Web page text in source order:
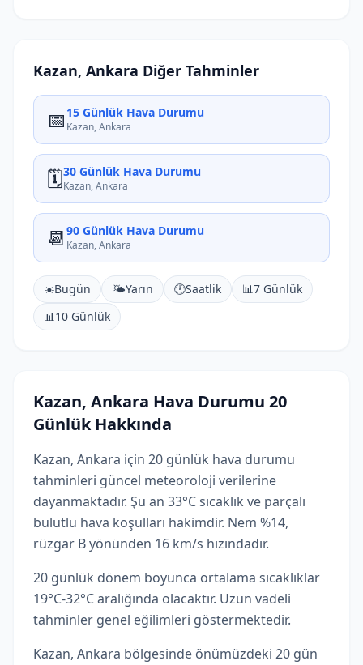
Kazan, Ankara Diğer Tahminler
📅 15 Günlük Hava Durumu
Kazan, Ankara
🗓️30 Günlük Hava Durumu
Kazan, Ankara
📆 90 Günlük Hava Durumu
Kazan, Ankara
☀️Bugün 🌤️Yarın 🕐Saatlik 📊7 Günlük
📊10 Günlük
Kazan, Ankara Hava Durumu 20
Günlük Hakkında
Kazan, Ankara için 20 günlük hava durumu
tahminleri güncel meteoroloji verilerine
dayanmaktadır. Şu an 33°C sıcaklık ve parçalı
bulutlu hava koşulları hakimdir. Nem %14,
rüzgar B yönünden 16 km/s hızındadır.
20 günlük dönem boyunca ortalama sıcaklıklar
19°C-32°C aralığında olacaktır. Uzun vadeli
tahminler genel eğilimleri göstermektedir.
Kazan, Ankara bölgesinde önümüzdeki 20 gün